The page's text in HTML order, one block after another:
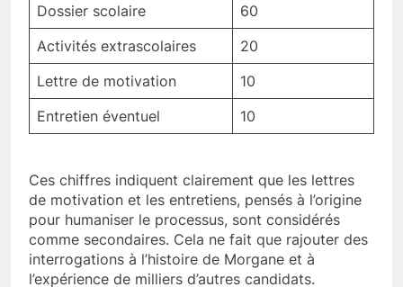
Dossier scolaire
60
Activités extrascolaires
20
Lettre de motivation
10
Entretien éventuel
10
Ces chiffres indiquent clairement que les lettres
de motivation et les entretiens, pensés à l’origine
pour humaniser le processus, sont considérés
comme secondaires. Cela ne fait que rajouter des
interrogations à l’histoire de Morgane et à
l’expérience de milliers d’autres candidats.